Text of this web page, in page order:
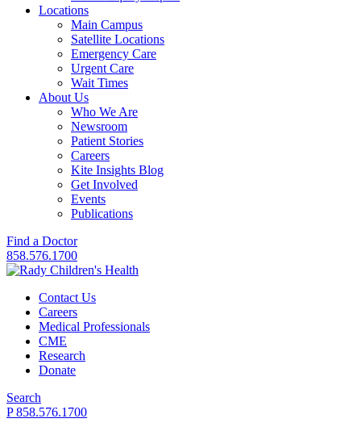
Locations
Main Campus
Satellite Locations
Emergency Care
Urgent Care
Wait Times
About Us
Who We Are
Newsroom
Patient Stories
Careers
Kite Insights Blog
Get Involved
Events
Publications
Find a Doctor
858.576.1700
Contact Us
Careers
Medical Professionals
CME
Research
Donate
Search
P 858.576.1700